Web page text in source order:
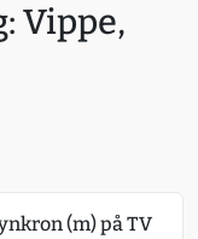
Vippe,
(m) på TV